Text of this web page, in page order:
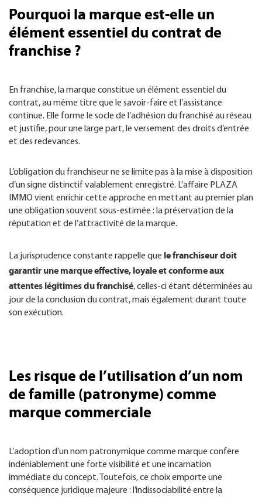
Pourquoi la marque est-elle un
élément essentiel du contrat de
franchise ?
En franchise, la marque constitue un élément essentiel du
contrat, au même titre que le savoir-faire et l’assistance
continue. Elle forme le socle de l’adhésion du franchisé au réseau
et justifie, pour une large part, le versement des droits d’entrée
et des redevances.
L’obligation du franchiseur ne se limite pas à la mise à disposition
d’un signe distinctif valablement enregistré. L’affaire PLAZA
IMMO vient enrichir cette approche en mettant au premier plan
une obligation souvent sous-estimée : la préservation de la
réputation et de l’attractivité de la marque.
La jurisprudence constante rappelle que le franchiseur doit
garantir une marque effective, loyale et conforme aux
attentes légitimes du franchisé, celles-ci étant déterminées au
jour de la conclusion du contrat, mais également durant toute
son exécution.
Les risque de l’utilisation d’un nom
de famille (patronyme) comme
marque commerciale
L’adoption d’un nom patronymique comme marque confère
indéniablement une forte visibilité et une incarnation
immédiate du concept. Toutefois, ce choix emporte une
conséquence juridique majeure : l’indissociabilité entre la